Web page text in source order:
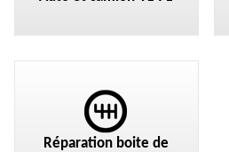
Réparation boite de